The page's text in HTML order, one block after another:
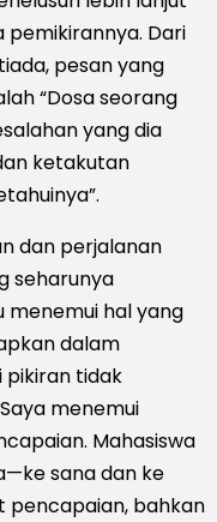
pemikirannya. Dari
pesan yang
“Dosa seorang
yang dia
ketakutan
dan perjalanan
seharunya
menemui hal yang
dalam
tidak
menemui
Mahasiswa
sana dan ke
pencapaian, bahkan